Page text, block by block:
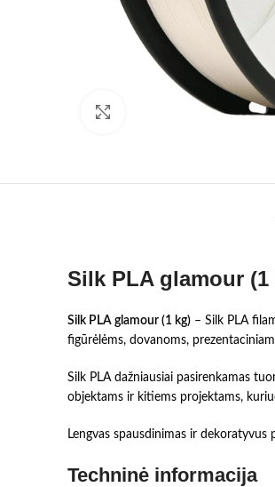
Spustelėkite norėdami
Silk PLA glamour (1
Silk PLA glamour (1 kg) – Silk PLA
figūrėlėms, dovanoms,
Silk PLA dažniausiai pasirenkamas
objektams ir kitiems projektams,
Lengvas spausdinimas ir
Techninė informacija